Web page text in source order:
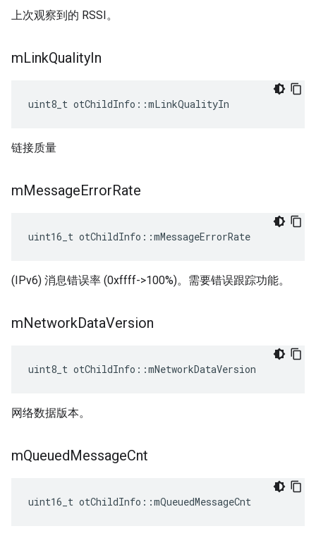
上次观察到的 RSSI。
mLinkQualityIn
uint8_t otChildInfo ::mLinkQualityIn
链接质量
mMessageErrorRate
uint16_t otChildInfo ::mMessageErrorRate
(IPv6) 消息错误率 (0xffff->100%)。需要错误跟踪功能。
mNetworkDataVersion
uint8_t otChildInfo ::mNetworkDataVersion
网络数据版本。
mQueuedMessageCnt
uint16_t otChildInfo ::mQueuedMessageCnt